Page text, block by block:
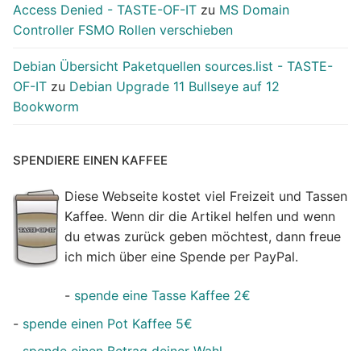
Access Denied - TASTE-OF-IT zu MS Domain
Controller FSMO Rollen verschieben
Debian Übersicht Paketquellen sources.list - TASTE-
OF-IT zu Debian Upgrade 11 Bullseye auf 12
Bookworm
SPENDIERE EINEN KAFFEE
Diese Webseite kostet viel Freizeit und Tassen
Kaffee. Wenn dir die Artikel helfen und wenn
du etwas zurück geben möchtest, dann freue
ich mich über eine Spende per PayPal.
- spende eine Tasse Kaffee 2€
- spende einen Pot Kaffee 5€